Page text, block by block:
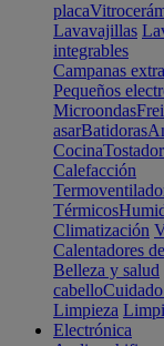
placa
Lavavajillas
integrables
Campanas
Pequeños
Microondas
asarBatidoras
Cocina
Calefacción
Térmicos
Climatización
Calentadores
Belleza y salud
cabello
Limpieza
Electrónica